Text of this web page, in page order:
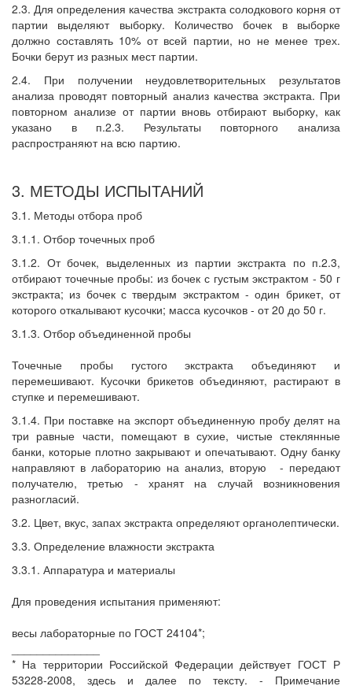
2.3. Для определения качества экстракта солодкового корня от
партии выделяют выборку. Количество бочек в выборке
должно составлять 10% от всей партии, но не менее трех.
Бочки берут из разных мест партии.
2.4. При получении неудовлетворительных результатов
анализа проводят повторный анализ качества экстракта. При
повторном анализе от партии вновь отбирают выборку, как
указано в п.2.3. Результаты повторного анализа
распространяют на всю партию.
3. МЕТОДЫ ИСПЫТАНИЙ
3.1. Методы отбора проб
3.1.1. Отбор точечных проб
3.1.2. От бочек, выделенных из партии экстракта по п.2.3,
отбирают точечные пробы: из бочек с густым экстрактом - 50 г
экстракта; из бочек с твердым экстрактом - один брикет, от
которого откалывают кусочки; масса кусочков - от 20 до 50 г.
3.1.3. Отбор объединенной пробы
Точечные пробы густого экстракта объединяют и
перемешивают. Кусочки брикетов объединяют, растирают в
ступке и перемешивают.
3.1.4. При поставке на экспорт объединенную пробу делят на
три равные части, помещают в сухие, чистые стеклянные
банки, которые плотно закрывают и опечатывают. Одну банку
направляют в лабораторию на анализ, вторую
- передают
получателю, третью - хранят на случай возникновения
разногласий.
3.2. Цвет, вкус, запах экстракта определяют органолептически.
3.3. Определение влажности экстракта
3.3.1. Аппаратура и материалы
Для проведения испытания применяют:
весы лабораторные по ГОСТ 24104*;
* На территории Российской Федерации действует ГОСТ Р
53228-2008, здесь и далее по тексту. - Примечание